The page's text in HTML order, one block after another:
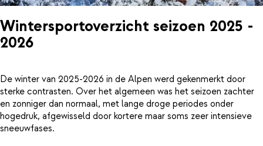
Wintersportoverzicht seizoen 2025 -
2026
De winter van 2025-2026 in de Alpen werd gekenmerkt door
sterke contrasten. Over het algemeen was het seizoen zachter
en zonniger dan normaal, met lange droge periodes onder
hogedruk, afgewisseld door kortere maar soms zeer intensieve
sneeuwfases.